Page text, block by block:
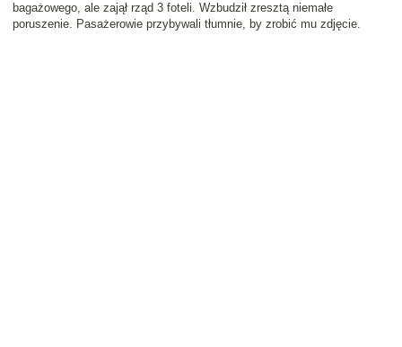
bagażowego, ale zajął rząd 3 foteli. Wzbudził zresztą niemałe
poruszenie. Pasażerowie przybywali tłumnie, by zrobić mu zdjęcie.